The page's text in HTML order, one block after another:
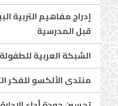
إدراج مفاهيم التربية
قبل المدرسية
الشبكة العربية
منتدى الألكسو للفكر